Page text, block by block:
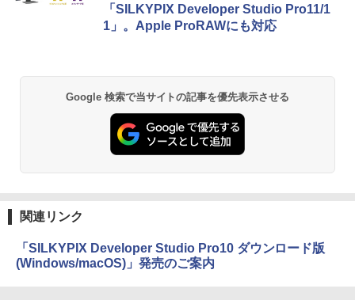
「SILKYPIX Developer Studio Pro11/1
1」。Apple ProRAWにも対応
Google 検索で当サイトの記事を優先表示させる
関連リンク
「SILKYPIX Developer Studio Pro10 ダウンロード版
(Windows/macOS)」発売のご案内